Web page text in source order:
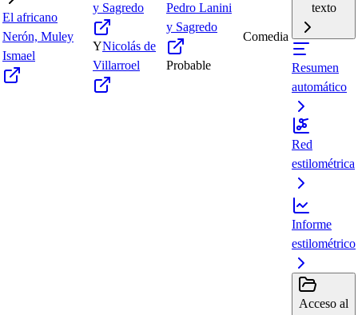
El africano
Nerón, Muley
Ismael
y Sagredo
YNicolás de
Villarroel
Pedro Lanini
y Sagredo
Probable
Comedia
texto
Resumen
automático
Red
estilométrica
Informe
estilométrico
Acceso al